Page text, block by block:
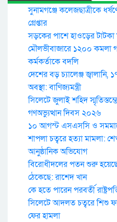
সুনামগঞ্জে কলেজছাত্রীকে
গ্রেপ্তার
সড়কের পাশে হাওড়ের টাটকা
মৌলভীবাজারে ১২০০ কমলা
কর্মকর্তাকে বদলি
দেশের বড় চ্যালেঞ্জ
অবস্থা: বাণিজ্যমন্ত্রী
সিলেটে জুলাই শহিদ
গণঅভ্যুত্থান দিবস ২০২৬
১০ আগস্ট এসএসসি ও
শাপলা চত্বরে হত্যা মামলা:
আনুষ্ঠানিক অভিযোগ
বিরোধীদলের পতন শুরু
ঠেকেছে: রাশেদ খান
কে হতে পারেন পরবর্তী
সিলেটে আদলত চত্বরে শিশু
ফের হামলা